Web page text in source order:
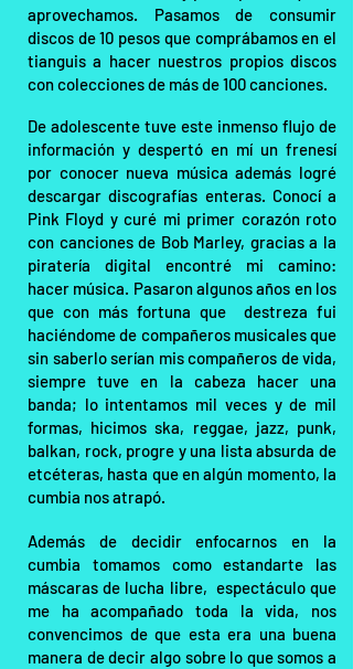
aprovechamos. Pasamos de consumir
discos de 10 pesos que comprábamos en el
tianguis a hacer nuestros propios discos
con colecciones de más de 100 canciones.
De adolescente tuve este inmenso flujo de
información y despertó en mí un frenesí
por conocer nueva música además logré
descargar discografías enteras. Conocí a
Pink Floyd y curé mi primer corazón roto
con canciones de Bob Marley, gracias a la
piratería digital encontré mi camino:
hacer música. Pasaron algunos años en los
que con más fortuna que destreza fui
haciéndome de compañeros musicales que
sin saberlo serían mis compañeros de vida,
siempre tuve en la cabeza hacer una
banda; lo intentamos mil veces y de mil
formas, hicimos ska, reggae, jazz, punk,
balkan, rock, progre y una lista absurda de
etcéteras, hasta que en algún momento, la
cumbia nos atrapó.
Además de decidir enfocarnos en la
cumbia tomamos como estandarte las
máscaras de lucha libre, espectáculo que
me ha acompañado toda la vida, nos
convencimos de que esta era una buena
manera de decir algo sobre lo que somos a